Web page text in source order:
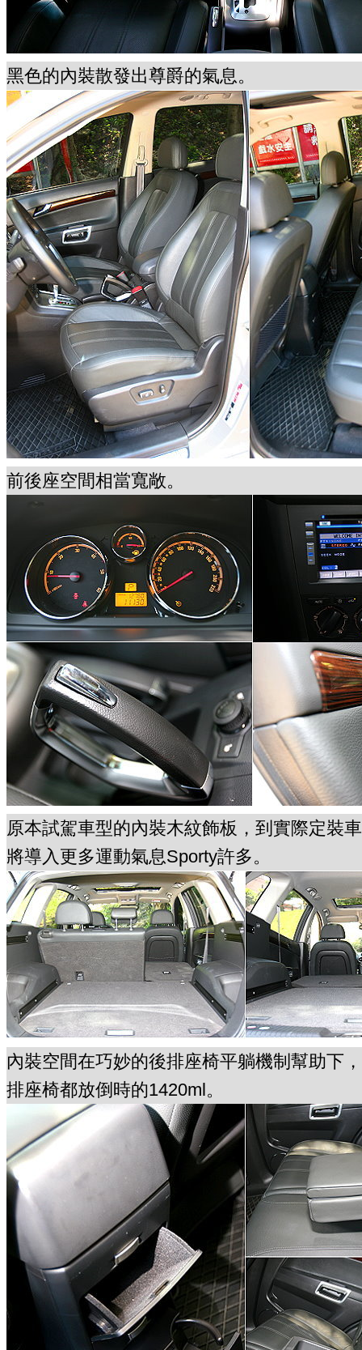
黑色的內裝散發出尊爵的氣息。
前後座空間相當寬敞。
原本試駕車型的內裝木紋飾板，到實際定裝
將導入更多運動氣息Sporty許多。
內裝空間在巧妙的後排座椅平躺機制幫助下
排座椅都放倒時的1420ml。